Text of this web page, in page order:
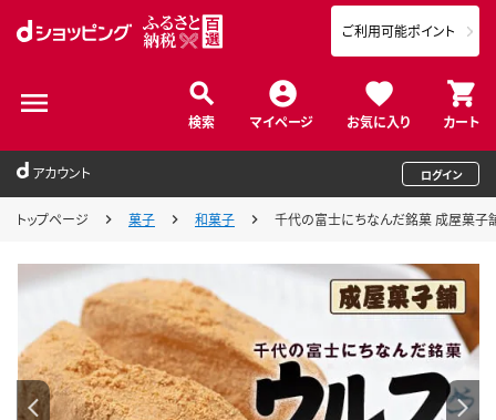
検索 マイページ お気に入り カート
ご利用可能ポイント
アカウント ログイン
トップページ 菓子 和菓子 千代の富士にちなんだ銘菓 成屋菓子